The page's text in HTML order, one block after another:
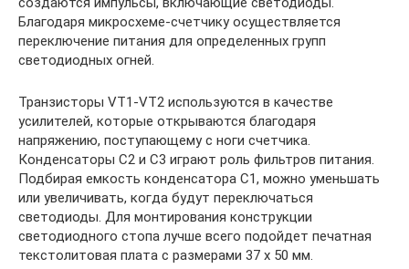
Благодаря микросхеме-счетчику осуществляется
переключение питания для определенных групп
светодиодных огней.
Транзисторы VT1-VT2 используются в качестве
усилителей, которые открываются благодаря
напряжению, поступающему с ноги счетчика.
Конденсаторы С2 и С3 играют роль фильтров питания.
Подбирая емкость конденсатора С1, можно уменьшать
или увеличивать, когда будут переключаться
светодиоды. Для монтирования конструкции
светодиодного стопа лучше всего подойдет печатная
текстолитовая плата с размерами 37 х 50 мм.